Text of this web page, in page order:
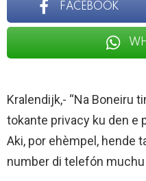
FACEBOOK
Kralendijk,- “Na Boneiru
tokante privacy ku den e
Aki, por ehèmpel, hende
number di telefón